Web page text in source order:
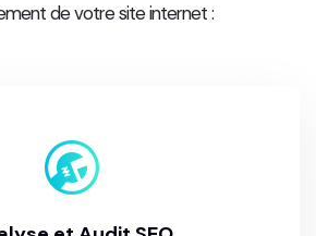
de votre site internet :